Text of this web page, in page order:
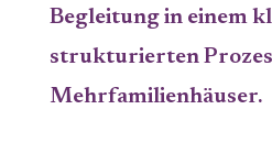
Begleitung in einem
strukturierten
Mehrfamilienhäuser.